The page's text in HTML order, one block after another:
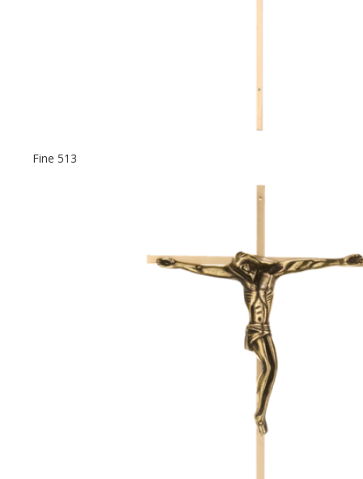
Fine 513